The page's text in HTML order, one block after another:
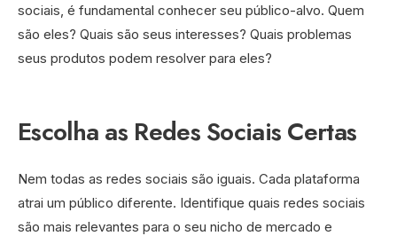
sociais, é fundamental conhecer seu público-alvo. Quem
são eles? Quais são seus interesses? Quais problemas
seus produtos podem resolver para eles?
Escolha as Redes Sociais Certas
Nem todas as redes sociais são iguais. Cada plataforma
atrai um público diferente. Identifique quais redes sociais
são mais relevantes para o seu nicho de mercado e